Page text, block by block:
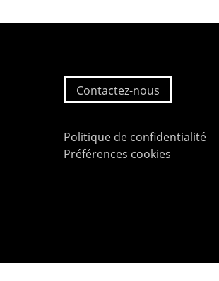
Contactez-nous
Politique de confidentialité
Préférences cookies